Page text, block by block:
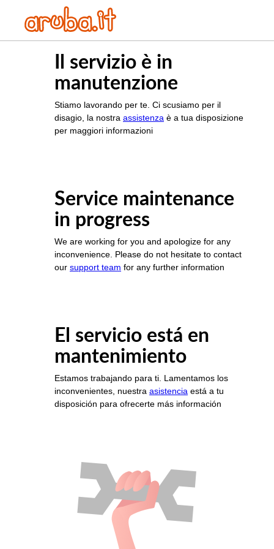
Il servizio è in
manutenzione
Stiamo lavorando per te. Ci scusiamo per il
disagio, la nostra assistenza è a tua disposizione
per maggiori informazioni
Service maintenance
in progress
We are working for you and apologize for any
inconvenience. Please do not hesitate to contact
our support team for any further information
El servicio está en
mantenimiento
Estamos trabajando para ti. Lamentamos los
inconvenientes, nuestra asistencia está a tu
disposición para ofrecerte más información